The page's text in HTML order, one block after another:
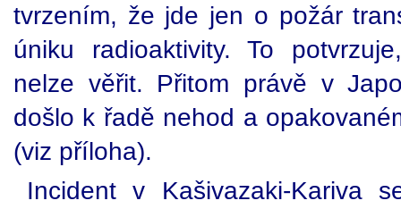
tvrzením, že jde jen o požár
úniku radioaktivity. To
nelze věřit. Přitom právě v
došlo k řadě nehod a
(viz příloha).
Incident v Kašivazaki-Kariva